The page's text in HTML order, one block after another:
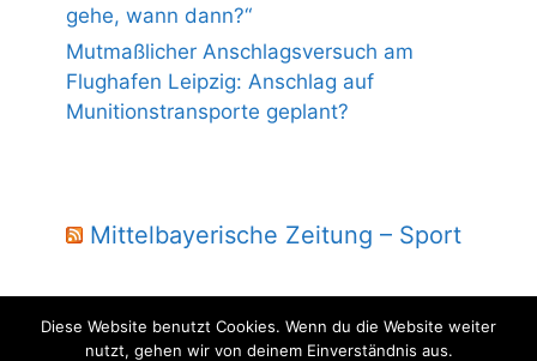
gehe, wann dann?“
Mutmaßlicher Anschlagsversuch am
Flughafen Leipzig: Anschlag auf
Munitionstransporte geplant?
Mittelbayerische Zeitung – Sport
© 2004 - 2026 Laber Jura - powered by wmm-gbr.de
Diese Website benutzt Cookies. Wenn du die Website weiter
nutzt, gehen wir von deinem Einverständnis aus.